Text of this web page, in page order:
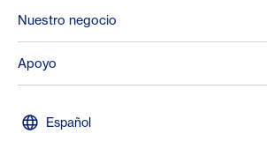
Nuestro negocio
Apoyo
Español